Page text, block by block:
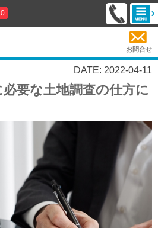
0
お問合せ
DATE: 2022-04-11
要な土地調査の仕方に